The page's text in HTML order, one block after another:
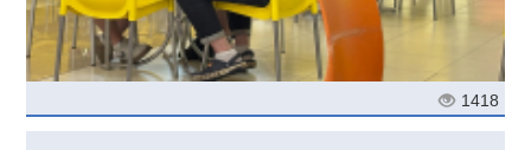
1418